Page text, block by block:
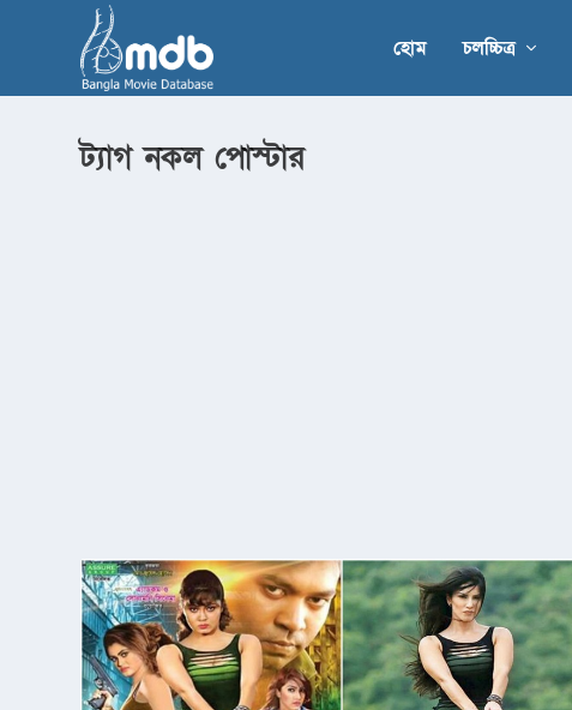
হোম চলচ্চিত্র
ট্যাগনকল পোস্টার